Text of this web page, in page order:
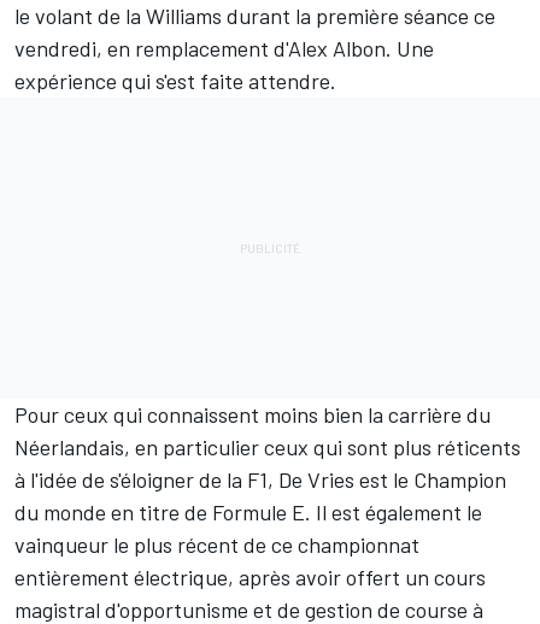
le volant de la Williams durant la première séance ce
vendredi, en remplacement d'Alex Albon. Une
expérience qui s'est faite attendre.
Pour ceux qui connaissent moins bien la carrière du
Néerlandais, en particulier ceux qui sont plus réticents
à l'idée de s'éloigner de la F1, De Vries est le Champion
du monde en titre de Formule E. Il est également le
vainqueur le plus récent de ce championnat
entièrement électrique, après avoir offert un cours
magistral d'opportunisme et de gestion de course à